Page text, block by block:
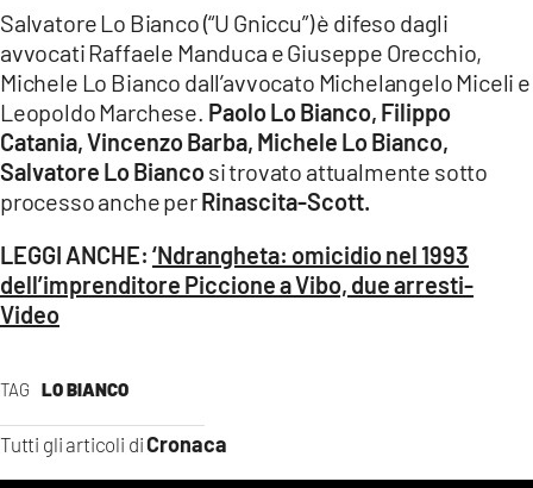
TAG LO BIANCO
Tutti gli articoli diCronaca
Salvatore Lo Bianco (“U Gniccu”) è difeso dagli
avvocati Raffaele Manduca e Giuseppe Orecchio,
Michele Lo Bianco dall’avvocato Michelangelo Miceli e
Leopoldo Marchese. Paolo Lo Bianco, Filippo
Catania, Vincenzo Barba, Michele Lo Bianco,
Salvatore Lo Biancosi trovato attualmente sotto
processo anche perRinascita-Scott.
LEGGI ANCHE: ‘Ndrangheta: omicidio nel 1993
dell’imprenditore Piccione a Vibo, due arresti-
Video